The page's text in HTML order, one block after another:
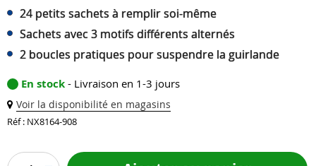
24 petits sachets à remplir soi-même
Sachets avec 3 motifs différents alternés
2 boucles pratiques pour suspendre la guirlande
En stock - Livraison en 1-3 jours
Voir la disponibilité en magasins
Réf : NX8164-908